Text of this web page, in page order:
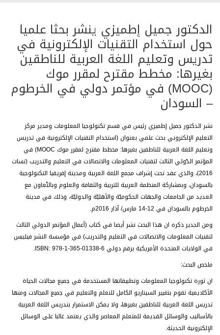
الدكتور جميل إطميزي ينشر بحثا علميا
حول استخدام التقنيات الإلكترونية في
تدريس وتعليم اللغة العربية للناطقين
بغيرها: مخطط مقترح لمقرر موك
(MOOC) في مؤتمر دولي في الخرطوم
– السودان
نشر الدكتور جميل إطميزي رئيس في قسم تكنولوجيا المعلومات ومدير مركز
التعليم الإلكتروني بحث علمي بعنوان (استخدام التقنيات الإلكترونية في تدريس
وتعليم اللغة العربية للناطقين بغيرها: مخطط مقترح لمقرر موك MOOC) في
المؤتمر الدّولي الثالث لتقنيات المعلومات والاتصالات في التعليم والتدريب (تسات
2016)، والذي عقد تحت إشراف مجمع اللغة العربية ومدينة إفريقيا التكنولوجية
بالسودان، وبمشاركة المنظمة العربية للتربية والثقافة والعلوم وبالتّعاون مع
العديد من الجامعات والجهات الحكوميّة والأهليّة والدوليّة، وذلك في مدينة
الخرطوم بالسودان في 12-14 مارس/ آذار 2016م.
ومن الجدير ذكره ان هذا البحث نشر أيضا في كتاب (أعمال المؤتمر الدولي الثالث
لتقنيات المعلومات والاتصالات في التعليم والتدريب) في مؤسسة النشر فيليبس
في الولايات المتحدة الأمريكية برقم دولي ISBN: 978-1-365-01338-6.
ملخص البحث:
ان ثورة تكنولوجيا المعلومات وتطبيقاتها المستخدمة في جميع مجالات الحياة
الأكاديمية تقوم بتغيير السيناريو الكامل للتعلم والتعليم في جميع المجالات ومنها
تدريس اللغة العربية للناطقين بغيرها، ولا يمكن الاستمرار بتدريس اللغة العربية
بالأساليب والوسائل القديمة للمتعلم المعاصر والذي يعتمد غالبا على الوسائل
الإلكترونية الحديثة.